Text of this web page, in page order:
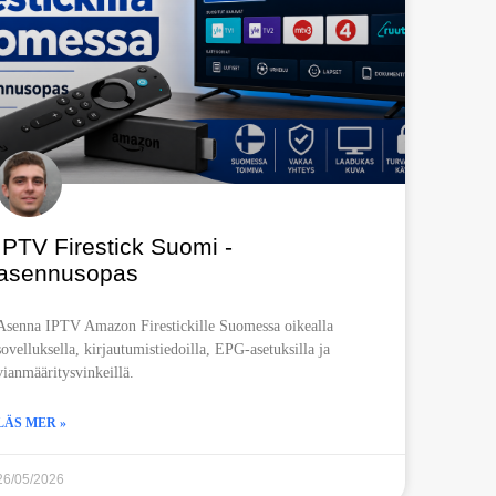
Firestick Suomi -
IPTV Amazon Firestickille Suomessa oikealla
kirjautumistiedoilla, EPG-asetuksilla ja
MER »
05/2026